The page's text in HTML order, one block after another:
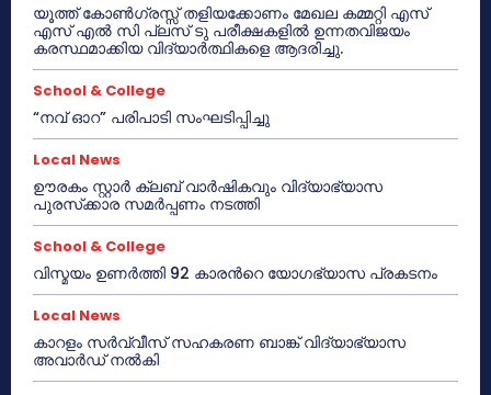
യൂത്ത് കോൺഗ്രസ്സ് തളിയക്കോണം മേഖല കമ്മറ്റി എസ്
എസ് എൽ സി പ്ലസ് ടു പരീക്ഷകളിൽ ഉന്നതവിജയം
കരസ്ഥമാക്കിയ വിദ്യാർത്ഥികളെ ആദരിച്ചു.
School & College
“നവ് ഓറ” പരിപാടി സംഘടിപ്പിച്ചു
Local News
ഊരകം സ്റ്റാർ ക്ലബ് വാർഷികവും വിദ്യാഭ്യാസ
പുരസ്‌ക്കാര സമർപ്പണം നടത്തി
School & College
വിസ്മയം ഉണർത്തി 92 കാരൻറെ യോഗഭ്യാസ പ്രകടനം
Local News
കാറളം സർവ്വീസ് സഹകരണ ബാങ്ക് വിദ്യാഭ്യാസ
അവാർഡ് നൽകി